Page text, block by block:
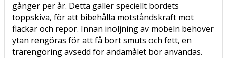
gånger per år. Detta gäller speciellt bordets
toppskiva, för att bibehålla motståndskraft mot
fläckar och repor. Innan inoljning av möbeln behöver
ytan rengöras för att få bort smuts och fett, en
trärengöring avsedd för ändamålet bör användas.